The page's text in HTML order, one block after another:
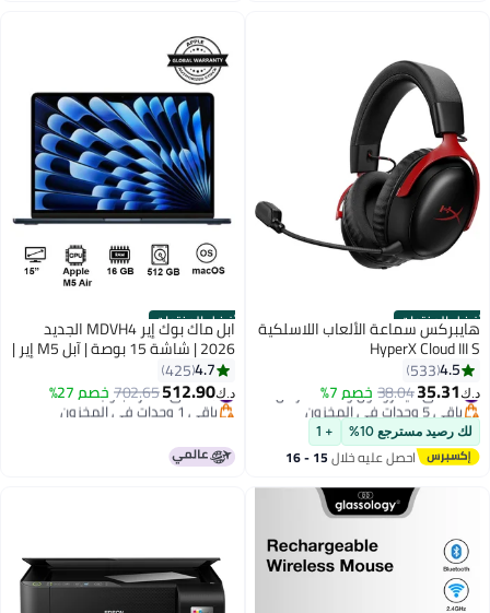
أفضل المنتجات
هايبركس سماعة الألعاب اللاسلكية
HyperX Cloud III S
4.5
533
د.ك‏35.31
38.04خصم 7% #7 في ميكروفون وسماعة رأس
باقي 5 وحدات في المخزون
#7 في ميكروفون وسماعة رأس
لك رصيد مسترجع 10% + 1
احصل عليه خلال 15 - 16
اغسطس
أفضل المنتجات ابل ماك بوك إير MDVH4 الجديد
2026 | شاشة 15 بوصة | آبل M5 إير |
معالج 10 نواة | معالج رسومي 10
نواة | 16 جيجابايت رام | 512 جيجابايت
SSD | macOS | لوحة مفاتيح إنجليزية
| نسخة دولية
4.7
425
د.ك‏512.90
702.65خصم 27% #10 في دفاتر لابتوب
باقي 1 وحدات في المخزون
#10 في دفاتر لابتوب